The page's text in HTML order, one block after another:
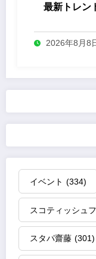
最新トレン
2026年8月8
イベント (334)
スコティッシュ
スタパ齋藤 (301)